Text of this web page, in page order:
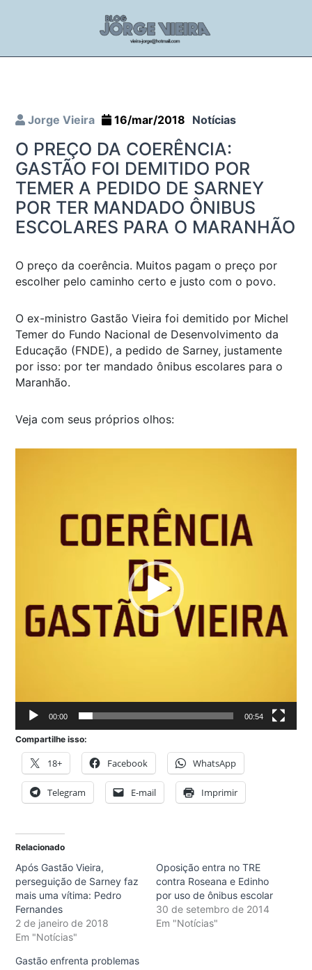
Jorge Vieira 16/mar/2018 Notícias
O PREÇO DA COERÊNCIA:
GASTÃO FOI DEMITIDO POR
TEMER A PEDIDO DE SARNEY
POR TER MANDADO ÔNIBUS
ESCOLARES PARA O MARANHÃO
O preço da coerência. Muitos pagam o preço por
escolher pelo caminho certo e justo com o povo.
O ex-ministro Gastão Vieira foi demitido por Michel
Temer do Fundo Nacional de Desenvolvimento da
Educação (FNDE), a pedido de Sarney, justamente
por isso: por ter mandado ônibus escolares para o
Maranhão.
Veja com seus próprios olhos:
00:00 00:54
Compartilhe isso:
18+ Facebook WhatsApp
Telegram E-mail Imprimir
Relacionado
Após Gastão Vieira,
perseguição de Sarney faz
mais uma vítima: Pedro
Fernandes
2 de janeiro de 2018
Em "Notícias"
Oposição entra no TRE
contra Roseana e Edinho
por uso de ônibus escolar
30 de setembro de 2014
Em "Notícias"
Gastão enfrenta problemas